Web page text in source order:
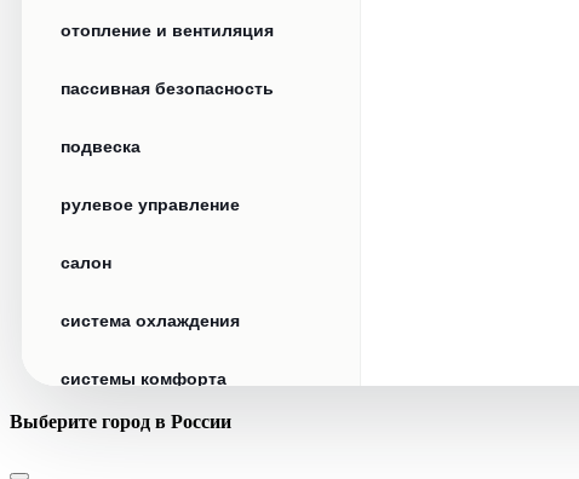
отопление и вентиляция
пассивная безопасность
подвеска
рулевое управление
салон
система охлаждения
системы комфорта
стекла
Выберите город в России